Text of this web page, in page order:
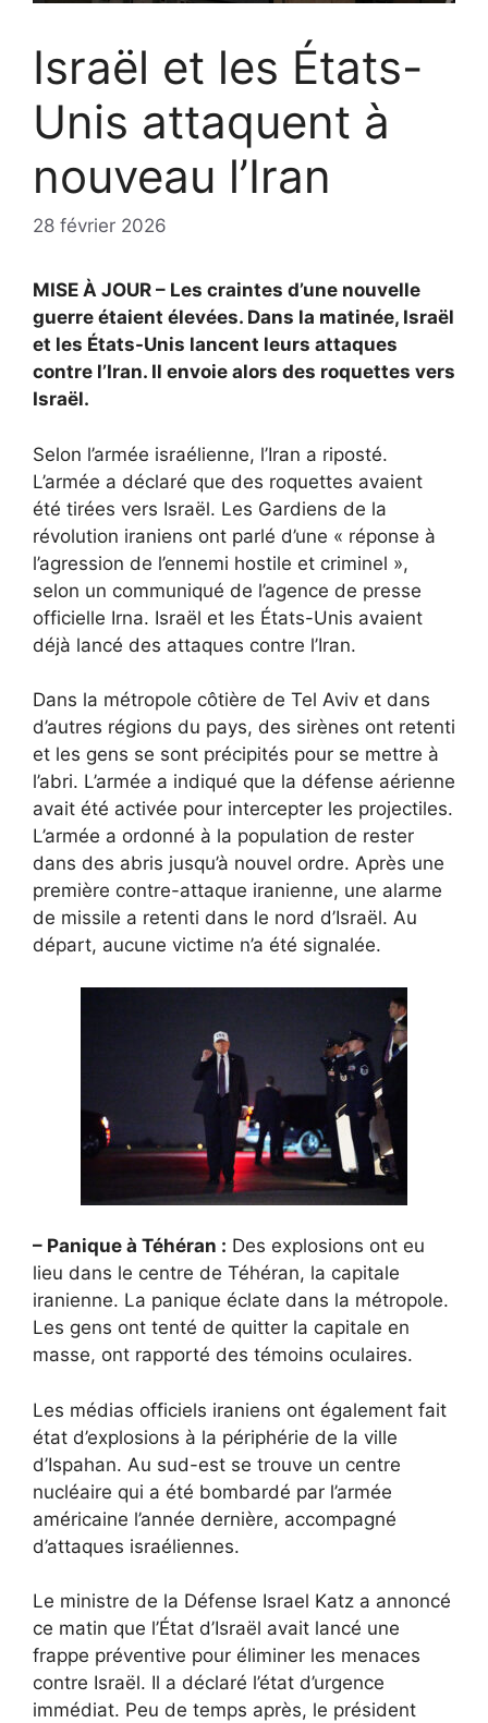
Israël et les États-
Unis attaquent à
nouveau l’Iran
28 février 2026
MISE À JOUR – Les craintes d’une nouvelle
guerre étaient élevées. Dans la matinée, Israël
et les États-Unis lancent leurs attaques
contre l’Iran. Il envoie alors des roquettes vers
Israël.
Selon l’armée israélienne, l’Iran a riposté.
L’armée a déclaré que des roquettes avaient
été tirées vers Israël. Les Gardiens de la
révolution iraniens ont parlé d’une « réponse à
l’agression de l’ennemi hostile et criminel »,
selon un communiqué de l’agence de presse
officielle Irna. Israël et les États-Unis avaient
déjà lancé des attaques contre l’Iran.
Dans la métropole côtière de Tel Aviv et dans
d’autres régions du pays, des sirènes ont retenti
et les gens se sont précipités pour se mettre à
l’abri. L’armée a indiqué que la défense aérienne
avait été activée pour intercepter les projectiles.
L’armée a ordonné à la population de rester
dans des abris jusqu’à nouvel ordre. Après une
première contre-attaque iranienne, une alarme
de missile a retenti dans le nord d’Israël. Au
départ, aucune victime n’a été signalée.
– Panique à Téhéran : Des explosions ont eu
lieu dans le centre de Téhéran, la capitale
iranienne. La panique éclate dans la métropole.
Les gens ont tenté de quitter la capitale en
masse, ont rapporté des témoins oculaires.
Les médias officiels iraniens ont également fait
état d’explosions à la périphérie de la ville
d’Ispahan. Au sud-est se trouve un centre
nucléaire qui a été bombardé par l’armée
américaine l’année dernière, accompagné
d’attaques israéliennes.
Le ministre de la Défense Israel Katz a annoncé
ce matin que l’État d’Israël avait lancé une
frappe préventive pour éliminer les menaces
contre Israël. Il a déclaré l’état d’urgence
immédiat. Peu de temps après, le président